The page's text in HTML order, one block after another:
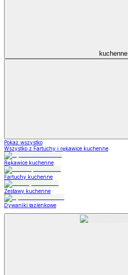
kuchenne
Pokaż wszystko
Wszystko z Fartuchy i rękawice kuchenne
Rękawice kuchenne
Fartuchy kuchenne
Zestawy kuchenne
Dywaniki łazienkowe